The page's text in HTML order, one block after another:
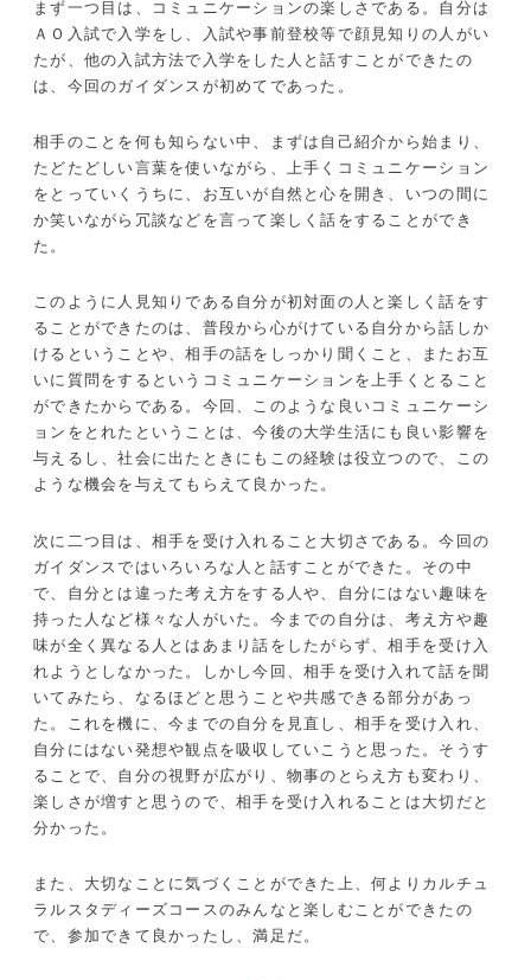
まず一つ目は、コミュニケーションの楽しさである。自分は
ＡＯ入試で入学をし、入試や事前登校等で顔見知りの人がい
たが、他の入試方法で入学をした人と話すことができたの
は、今回のガイダンスが初めてであった。
相手のことを何も知らない中、まずは自己紹介から始まり、
たどたどしい言葉を使いながら、上手くコミュニケーション
をとっていくうちに、お互いが自然と心を開き、いつの間に
か笑いながら冗談などを言って楽しく話をすることができ
た。
このように人見知りである自分が初対面の人と楽しく話をす
ることができたのは、普段から心がけている自分から話しか
けるということや、相手の話をしっかり聞くこと、またお互
いに質問をするというコミュニケーションを上手くとること
ができたからである。今回、このような良いコミュニケーシ
ョンをとれたということは、今後の大学生活にも良い影響を
与えるし、社会に出たときにもこの経験は役立つので、この
ような機会を与えてもらえて良かった。
次に二つ目は、相手を受け入れること大切さである。今回の
ガイダンスではいろいろな人と話すことができた。その中
で、自分とは違った考え方をする人や、自分にはない趣味を
持った人など様々な人がいた。今までの自分は、考え方や趣
味が全く異なる人とはあまり話をしたがらず、相手を受け入
れようとしなかった。しかし今回、相手を受け入れて話を聞
いてみたら、なるほどと思うことや共感できる部分があっ
た。これを機に、今までの自分を見直し、相手を受け入れ、
自分にはない発想や観点を吸収していこうと思った。そうす
ることで、自分の視野が広がり、物事のとらえ方も変わり、
楽しさが増すと思うので、相手を受け入れることは大切だと
分かった。
また、大切なことに気づくことができた上、何よりカルチュ
ラルスタディーズコースのみんなと楽しむことができたの
で、参加できて良かったし、満足だ。